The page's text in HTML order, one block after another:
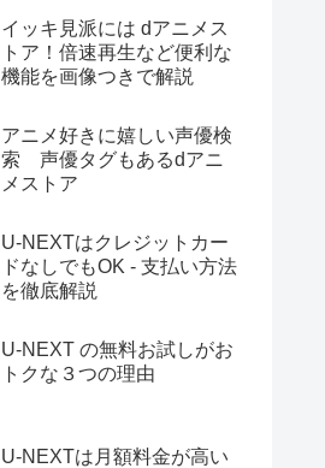
イッキ見派には dアニメス
トア！倍速再生など便利な
機能を画像つきで解説
アニメ好きに嬉しい声優検
索 声優タグもあるdアニ
メストア
U-NEXTはクレジットカー
ドなしでもOK - 支払い方法
を徹底解説
U-NEXT の無料お試しがお
トクな３つの理由
U-NEXTは月額料金が高い